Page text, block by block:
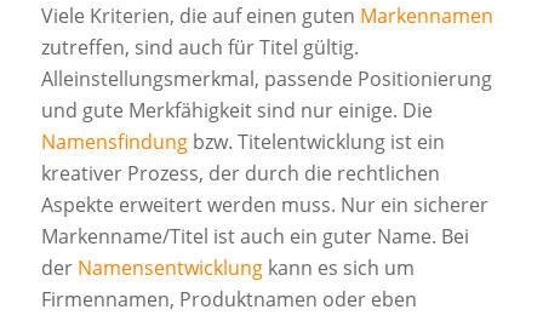
Viele Kriterien, die auf einen guten Markennamen
zutreffen, sind auch für Titel gültig.
Alleinstellungsmerkmal, passende Positionierung
und gute Merkfähigkeit sind nur einige. Die
Namensfindungbzw. Titelentwicklung ist ein
kreativer Prozess, der durch die rechtlichen
Aspekte erweitert werden muss. Nur ein sicherer
Markenname/Titel ist auch ein guter Name. Bei
der Namensentwicklungkann es sich um
Firmennamen, Produktnamen oder eben